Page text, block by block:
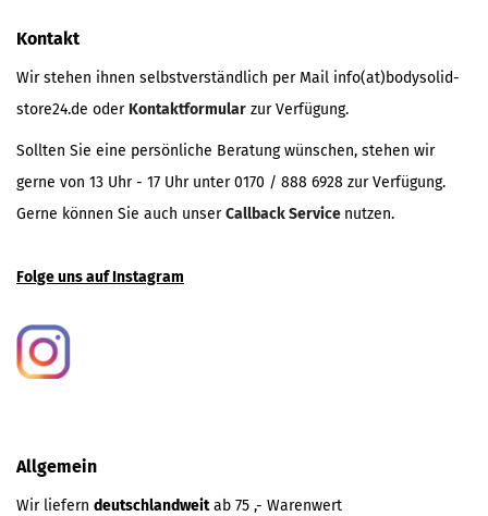
Kontakt
Wir stehen ihnen selbstverständlich per Mail info(at)bodysolid-
store24.de oder Kontaktformular zur Verfügung.
Sollten Sie eine persönliche Beratung wünschen, stehen wir
gerne von 13 Uhr - 17 Uhr unter 0170 / 888 6928 zur Verfügung.
Gerne können Sie auch unserCallback Service nutzen.
Folge uns auf Instagram
Allgemein
Wir liefern deutschlandweitab 75 ,- Warenwert